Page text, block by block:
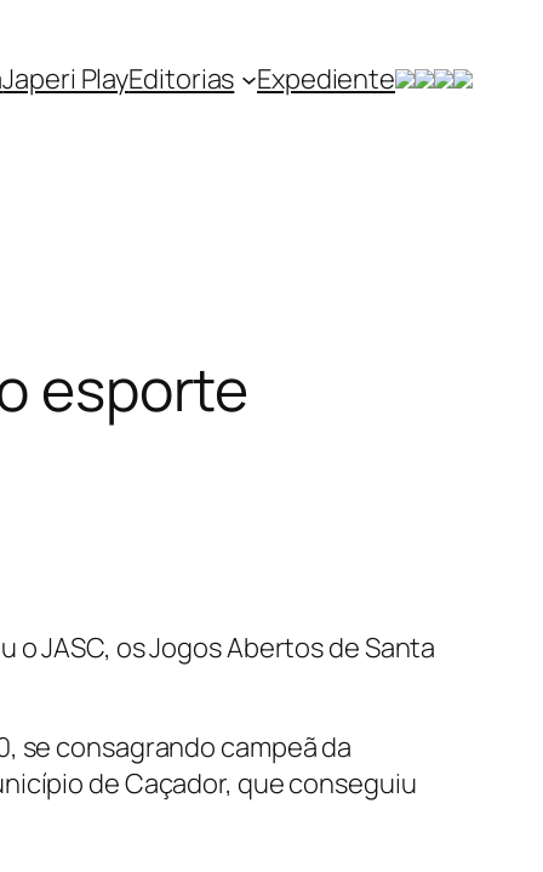
Japeri PlayEditorias Expediente
esporte
JASC, os Jogos Abertos de Santa
se consagrando campeã da
de Caçador, que conseguiu